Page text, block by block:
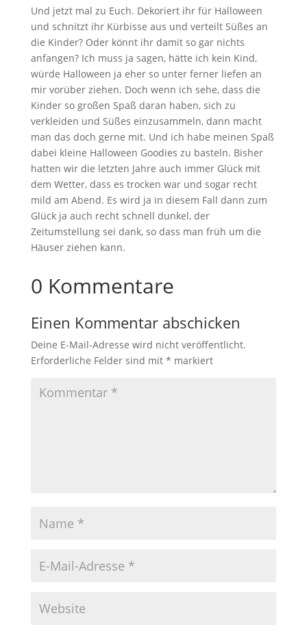
Und jetzt mal zu Euch. Dekoriert ihr für Halloween
und schnitzt ihr Kürbisse aus und verteilt Süßes an
die Kinder? Oder könnt ihr damit so gar nichts
anfangen? Ich muss ja sagen, hätte ich kein Kind,
würde Halloween ja eher so unter ferner liefen an
mir vorüber ziehen. Doch wenn ich sehe, dass die
Kinder so großen Spaß daran haben, sich zu
verkleiden und Süßes einzusammeln, dann macht
man das doch gerne mit. Und ich habe meinen Spaß
dabei kleine Halloween Goodies zu basteln. Bisher
hatten wir die letzten Jahre auch immer Glück mit
dem Wetter, dass es trocken war und sogar recht
mild am Abend. Es wird ja in diesem Fall dann zum
Glück ja auch recht schnell dunkel, der
Zeitumstellung sei dank, so dass man früh um die
Häuser ziehen kann.
0 Kommentare
Einen Kommentar abschicken
Deine E-Mail-Adresse wird nicht veröffentlicht.
Erforderliche Felder sind mit * markiert